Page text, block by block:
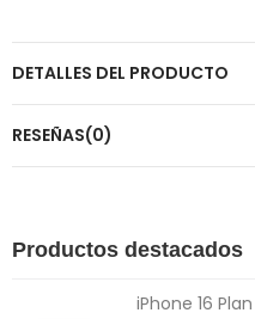
DETALLES DEL PRODUCTO
RESEÑAS(0)
Productos destacados
iPhone 16